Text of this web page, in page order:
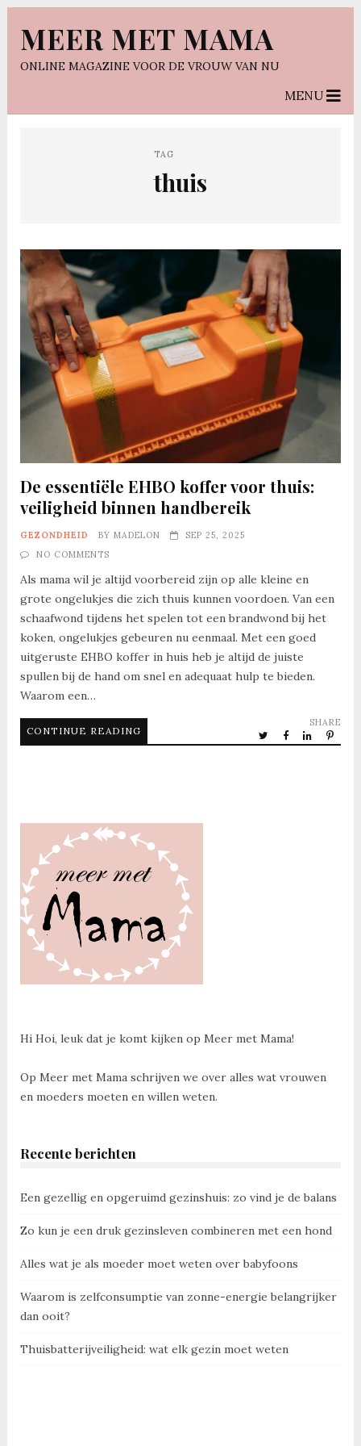
MEER MET MAMA
ONLINE MAGAZINE VOOR DE VROUW VAN NU
MENU
TAG
thuis
De essentiële EHBO koffer voor thuis:
veiligheid binnen handbereik
GEZONDHEID BY MADELON
SEP 25, 2025
NO COMMENTS
Als mama wil je altijd voorbereid zijn op alle kleine en
grote ongelukjes die zich thuis kunnen voordoen. Van een
schaafwond tijdens het spelen tot een brandwond bij het
koken, ongelukjes gebeuren nu eenmaal. Met een goed
uitgeruste EHBO koffer in huis heb je altijd de juiste
spullen bij de hand om snel en adequaat hulp te bieden.
Waarom een…
CONTINUE READING
SHARE
Hi Hoi, leuk dat je komt kijken op Meer met Mama!
Op Meer met Mama schrijven we over alles wat vrouwen
en moeders moeten en willen weten.
Recente berichten
Een gezellig en opgeruimd gezinshuis: zo vind je de balans
Zo kun je een druk gezinsleven combineren met een hond
Alles wat je als moeder moet weten over babyfoons
Waarom is zelfconsumptie van zonne-energie belangrijker
dan ooit?
Thuisbatterijveiligheid: wat elk gezin moet weten